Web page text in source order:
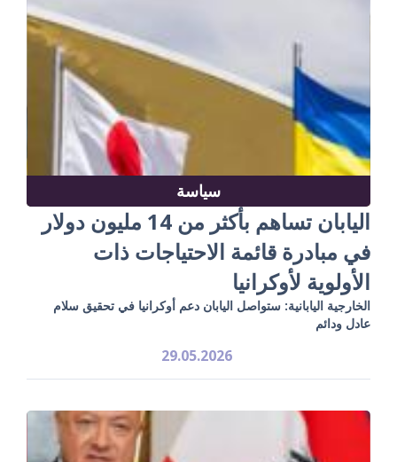
سياسة
اليابان تساهم بأكثر من 14 مليون دولار
في مبادرة قائمة الاحتياجات ذات
الأولوية لأوكرانيا
الخارجية اليابانية: ستواصل اليابان دعم أوكرانيا في تحقيق سلام
عادل ودائم
29.05.2026